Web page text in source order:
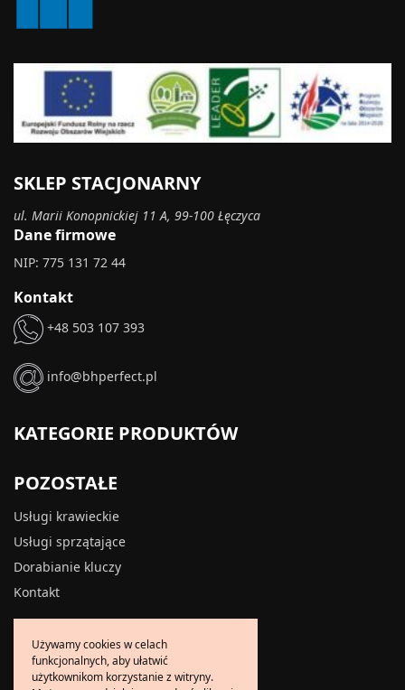
SKLEP STACJONARNY
ul. Marii Konopnickiej 11 A, 99-100 Łęczyca
Dane firmowe
NIP: 775 131 72 44
Kontakt
+48 503 107 393
info@bhperfect.pl
KATEGORIE PRODUKTÓW
POZOSTAŁE
Usługi krawieckie
Usługi sprzątające
Dorabianie kluczy
Kontakt
INFORMACJE
O firmie
Używamy cookies w celach
funkcjonalnych, aby ułatwić
użytkownikom korzystanie z witryny.